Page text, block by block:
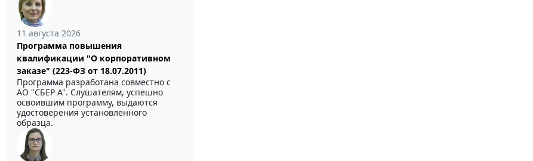
11 августа 2026
Программа повышения
квалификации "О корпоративном
заказе" (223-ФЗ от 18.07.2011)
Программа разработана совместно с
АО ''СБЕР А". Слушателям, успешно
освоившим программу, выдаются
удостоверения установленного
образца.